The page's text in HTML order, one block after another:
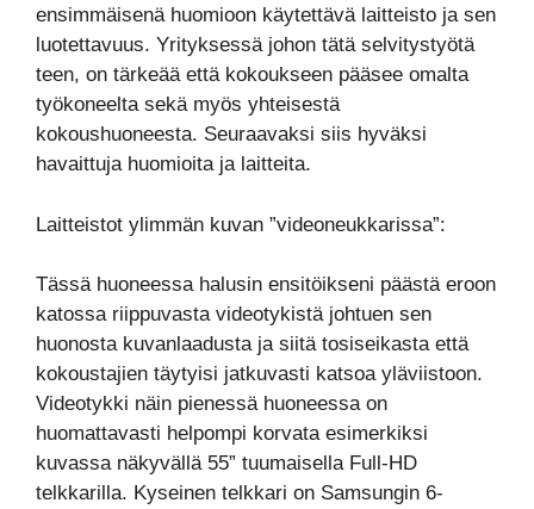
ensimmäisenä huomioon käytettävä laitteisto ja sen
luotettavuus. Yrityksessä johon tätä selvitystyötä
teen, on tärkeää että kokoukseen pääsee omalta
työkoneelta sekä myös yhteisestä
kokoushuoneesta. Seuraavaksi siis hyväksi
havaittuja huomioita ja laitteita.
Laitteistot ylimmän kuvan ”videoneukkarissa”:
Tässä huoneessa halusin ensitöikseni päästä eroon
katossa riippuvasta videotykistä johtuen sen
huonosta kuvanlaadusta ja siitä tosiseikasta että
kokoustajien täytyisi jatkuvasti katsoa yläviistoon.
Videotykki näin pienessä huoneessa on
huomattavasti helpompi korvata esimerkiksi
kuvassa näkyvällä 55” tuumaisella Full-HD
telkkarilla. Kyseinen telkkari on Samsungin 6-